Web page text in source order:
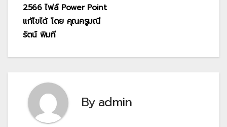
2566 ไฟล์ Power Point
แก้ไขได้ โดย คุณครูมณี
รัตน์ พิมที
Byadmin